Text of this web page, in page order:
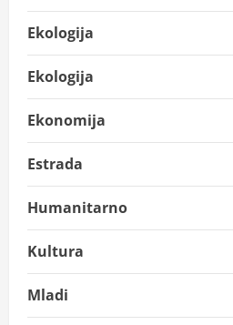
Ekologija
Ekologija
Ekonomija
Estrada
Humanitarno
Kultura
Mladi